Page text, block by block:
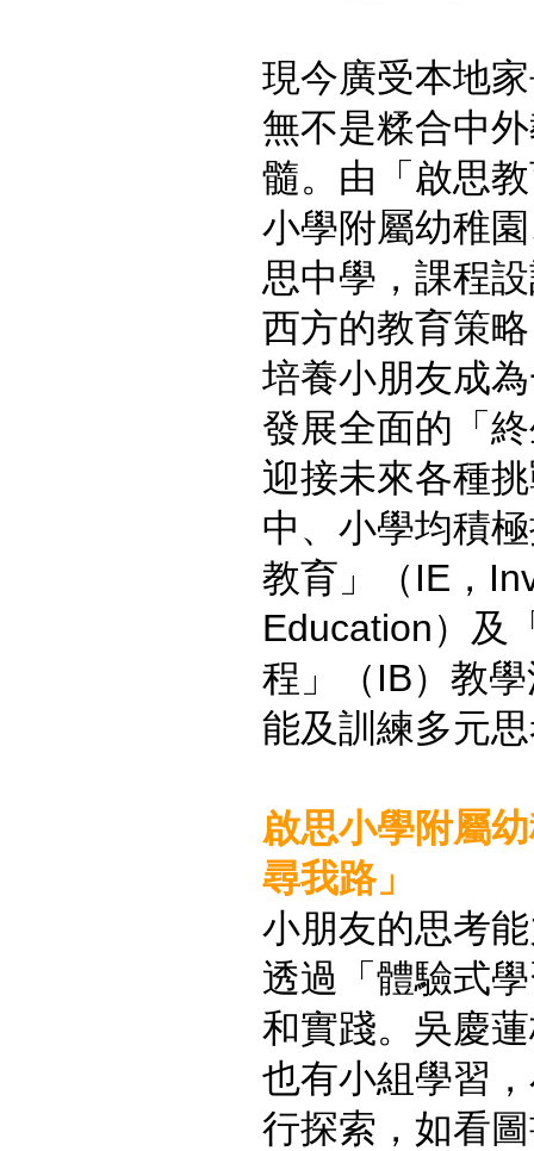
現今廣受本地
無不是糅合中
髓。由「啟思
小學附屬幼稚
思中學，課程
西方的教育策
培養小朋友成
發展全面的「
迎接未來各種
中、小學均積
教育」（IE，
Education）及
程」（IB）教
能及訓練多元
啟思小學附屬
尋我路」
小朋友的思考
透過「體驗式
和實踐。吳慶
也有小組學習
行探索，如看